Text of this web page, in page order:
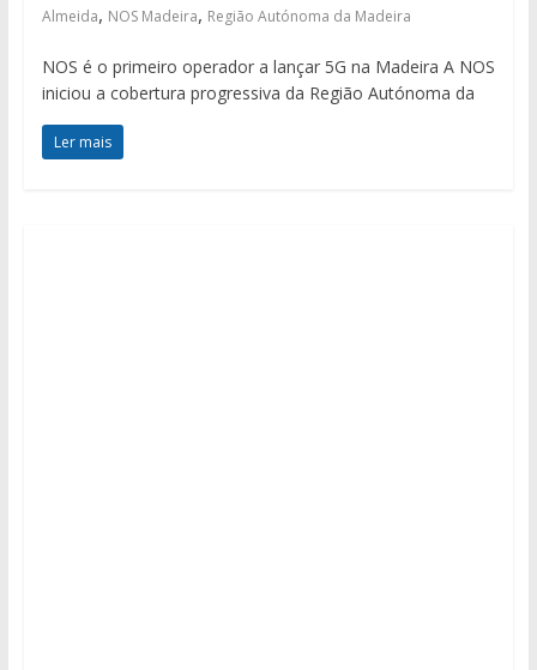
Almeida, NOS Madeira, Região Autónoma da Madeira
NOS é o primeiro operador a lançar 5G na Madeira A NOS
iniciou a cobertura progressiva da Região Autónoma da
Ler mais